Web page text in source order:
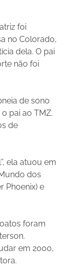
foi
no Colorado,
dela. O pai
não foi
de sono
pai ao TMZ.
de
ela atuou em
dos
Phoenix) e
foram
em 2000,